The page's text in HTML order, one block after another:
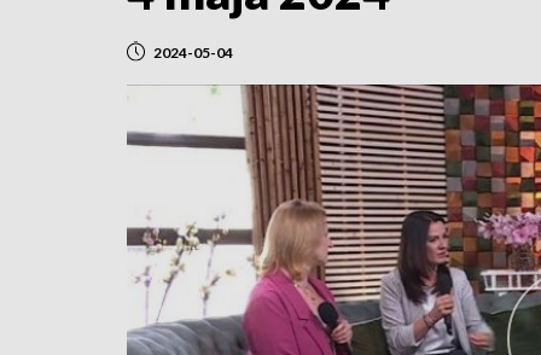
2024-05-04